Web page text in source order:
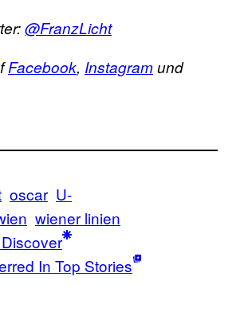
@FranzLicht
Facebook, Instagramund
oscar U-
wiener linien
In Top Stories